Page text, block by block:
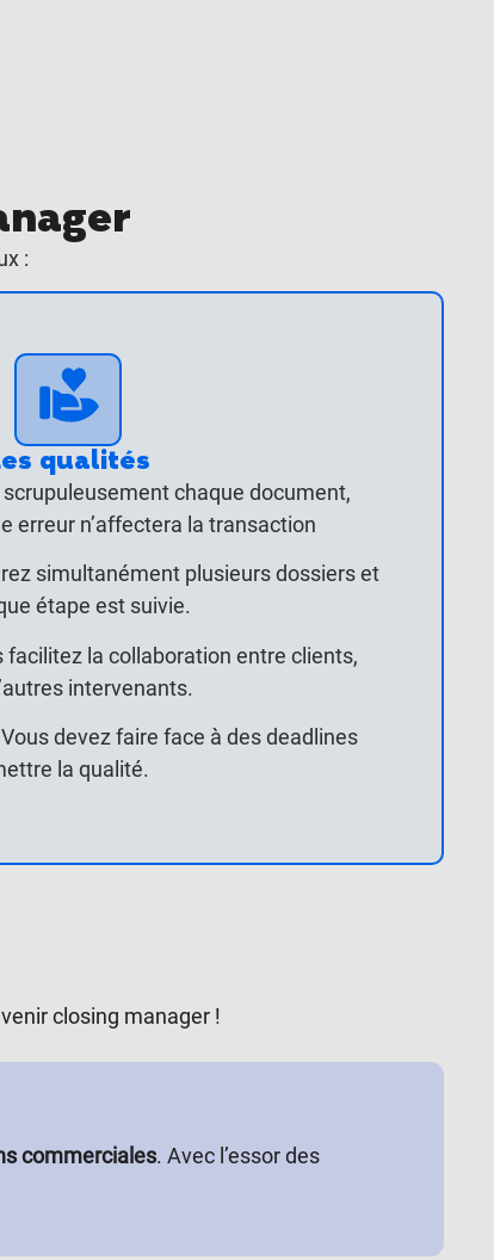
:
qualités
scrupuleusement chaque document,
erreur n’affectera la transaction
simultanément plusieurs dossiers et
étape est suivie.
facilitez la collaboration entre clients,
intervenants.
devez faire face à des deadlines
la qualité.
closing manager !
commerciales. Avec l’essor des